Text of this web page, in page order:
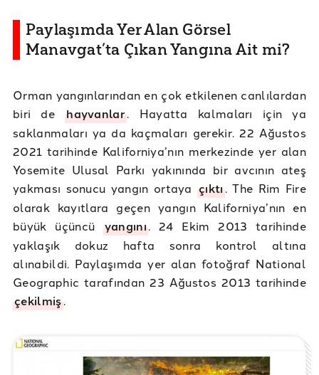
Paylaşımda Yer Alan Görsel
Manavgat’ta Çıkan Yangına Ait mi?
Orman yangınlarından en çok etkilenen canlılardan
biri dehayvanlar. Hayatta kalmaları için ya
saklanmaları ya da kaçmaları gerekir. 22 Ağustos
2021 tarihinde Kaliforniya’nın merkezinde yer alan
Yosemite Ulusal Parkı yakınında bir avcının ateş
yakması sonucu yangın ortayaçıktı. The Rim Fire
olarak kayıtlara geçen yangın Kaliforniya’nın en
büyük üçüncü yangını. 24 Ekim 2013 tarihinde
yaklaşık dokuz hafta sonra kontrol altına
alınabildi. Paylaşımda yer alan fotoğraf National
Geographic tarafından 23 Ağustos 2013 tarihinde
çekilmiş.